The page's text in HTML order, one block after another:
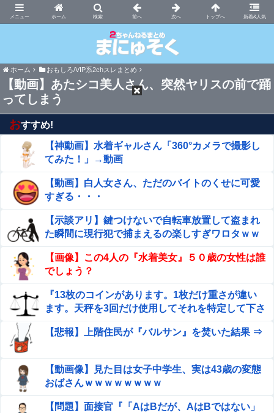
ホーム 新着&人気
まにゅそく 2chまとめニュース速報VIP
ホーム おもしろ/VIP系2chスレまとめ
【動画】あたシコ美人さん、突然ヤリスの前で踊
ってしまう
おすすめ!
【神動画】水着ギャルさん「360°カメラで撮影し
てみた！」→動画
【動画】白人女さん、ただのバイトのくせに可愛
すぎる・・・
【示談アリ】鍵つけないで自転車放置して盗まれ
た瞬間に現行犯で捕まえるの楽しすぎワロタｗｗ
【画像】この4人の『水着美女』５０歳の女性は誰
でしょう？
『13枚のコインがあります。1枚だけ重さが違い
ます。天秤を3回だけ使用してそれを特定して下さ
【悲報】上階住民が『バルサン』を焚いた結果 ⇒
【動画像】見た目は女子中学生、実は43歳の変態
おばさんｗｗｗｗｗｗｗｗ
【問題】面接官『「AはBだが、AはBではない」